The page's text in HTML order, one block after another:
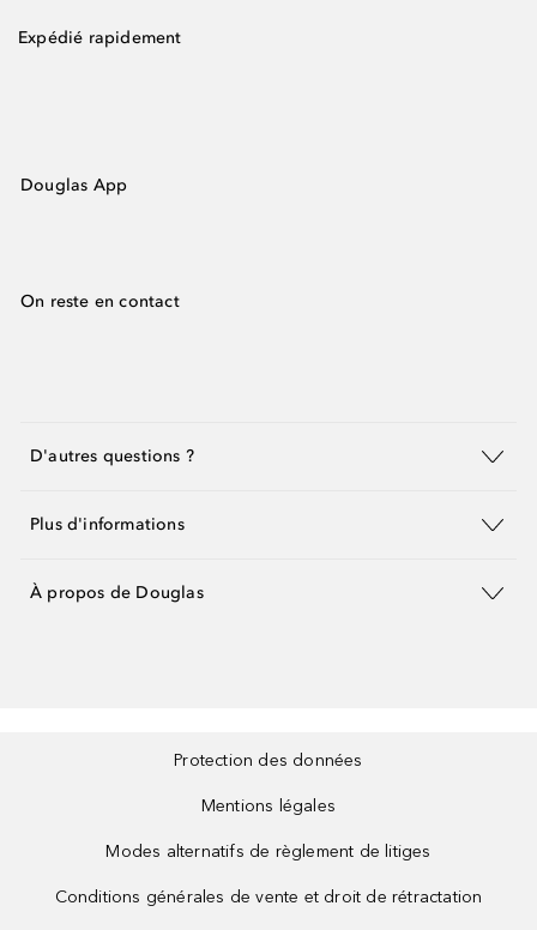
Expédié rapidement
Douglas App
On reste en contact
D'autres questions ?
Plus d'informations
À propos de Douglas
Protection des données
Mentions légales
Modes alternatifs de règlement de litiges
Conditions générales de vente et droit de rétractation